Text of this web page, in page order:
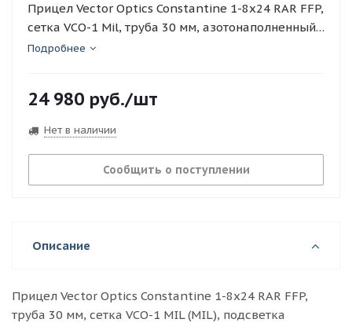
Прицел Vector Optics Constantine 1-8x24 RAR FFP,
сетка VCO-1 Mil, труба 30 мм, азотонаполненный,
красная подсветка (SCFF-60)
Подробнее
24 980 руб./шт
Нет в наличии
Сообщить о поступлении
Описание
Прицел Vector Optics Constantine 1-8x24 RAR FFP,
труба 30 мм, сетка VCO-1 MIL (MIL), подсветка